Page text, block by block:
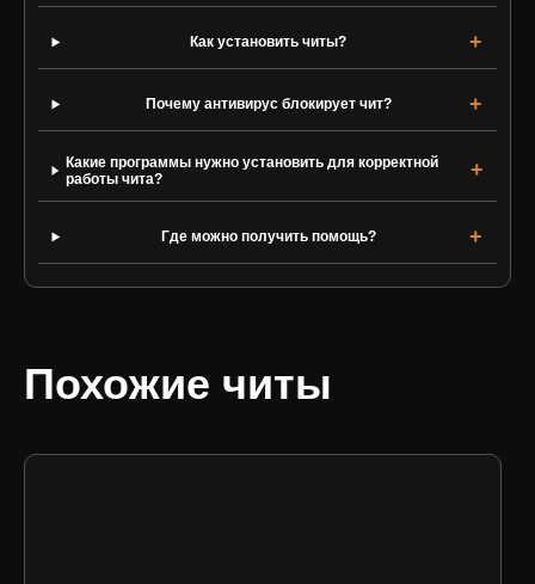
Как установить читы?
Почему антивирус блокирует чит?
Какие программы нужно установить для корректной
работы чита?
Где можно получить помощь?
Похожие читы